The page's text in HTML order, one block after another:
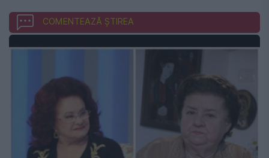
COMENTEAZĂ ȘTIREA